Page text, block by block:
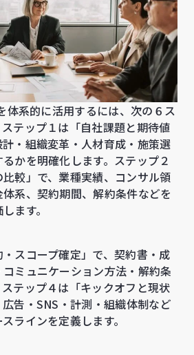
体系的に活用するには、次の６ス
テップ１は「自社課題と期待値
・組織変革・人材育成・施策選
かを明確化します。ステップ２
較」で、業種実績、コンサル領
系、契約期間、解約条件などを
ます。
スコープ確定」で、契約書・成
ミュニケーション方法・解約条
テップ４は「キックオフと現状
告・SNS・計測・組織体制など
ラインを定義します。